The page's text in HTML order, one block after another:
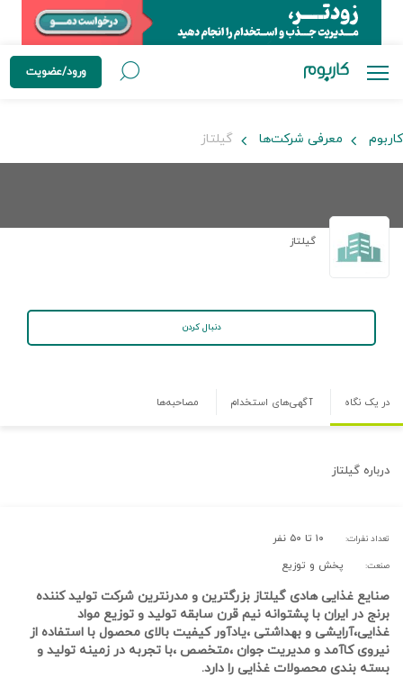
ورود/عضویت
کاربوم معرفی شرکت‌ها گیلتاز
گیلتاز
دنبال کردن
در یک نگاه آگهی‌های استخدام مصاحبه‌ها
درباره گیلتاز
تعداد نفرات: ۱۰ تا ۵۰ نفر
صنعت: پخش و توزیع
صنایع غذایی هادی گیلتاز بزرگترین و مدرنترین شرکت تولید کننده
برنج در ایران با پشتوانه نیم قرن سابقه تولید و توزیع مواد
غذایی،آرایشی و بهداشتی ،یادآور کیفیت بالای محصول با استفاده از
نیروی کاآمد و مدیریت جوان ،متخصص ،با تجربه در زمینه تولید و
بسته بندی محصولات غذایی را دارد.